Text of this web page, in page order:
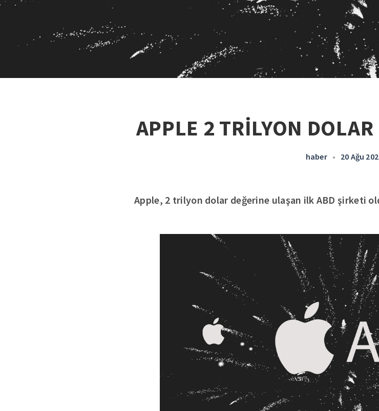
APPLE 2 TRİLYON
haber • 20 Ağu
Apple, 2 trilyon dolar değerine ulaşan ilk ABD şirketi